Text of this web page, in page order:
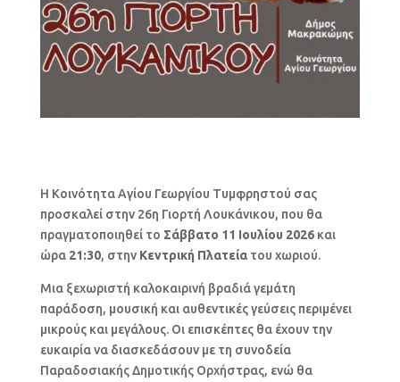
Η Κοινότητα Αγίου Γεωργίου Τυμφρηστού σας
προσκαλεί στην 26η Γιορτή Λουκάνικου, που θα
πραγματοποιηθεί το Σάββατο 11 Ιουλίου 2026και
ώρα 21:30, στην Κεντρική Πλατείατου χωριού.
Μια ξεχωριστή καλοκαιρινή βραδιά γεμάτη
παράδοση, μουσική και αυθεντικές γεύσεις περιμένει
μικρούς και μεγάλους. Οι επισκέπτες θα έχουν την
ευκαιρία να διασκεδάσουν με τη συνοδεία
Παραδοσιακής Δημοτικής Ορχήστρας, ενώ θα